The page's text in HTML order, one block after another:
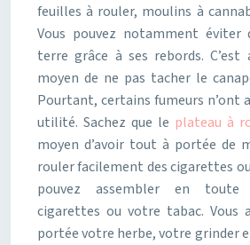
feuilles à rouler, moulins à
Vous pouvez notamment
terre grâce à ses rebords.
moyen de ne pas tacher le
Pourtant, certains fumeurs n’ont
utilité. Sachez que le plateau à
moyen d’avoir tout à portée de
rouler facilement des cigarettes
pouvez assembler en
cigarettes ou votre tabac. Vous
portée votre herbe, votre grinder